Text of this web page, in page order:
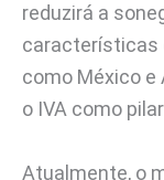
reduzirá a
características
como México e
o IVA como
Atualmente, o